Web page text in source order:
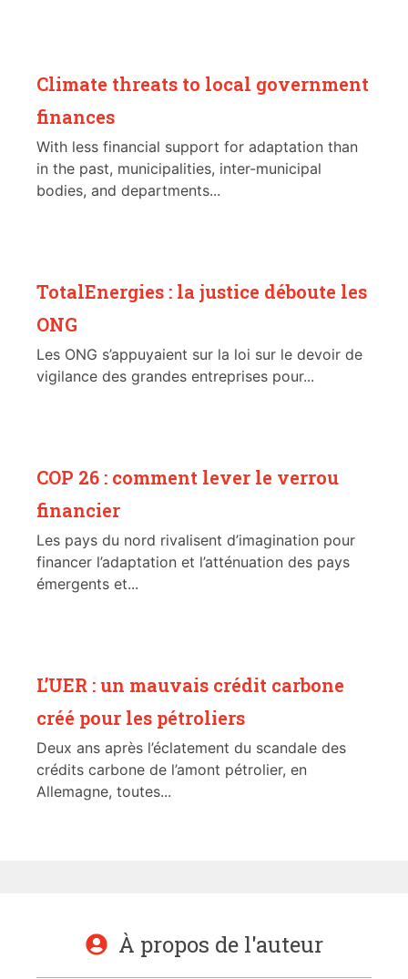
Climate threats to local government
finances
With less financial support for adaptation than
in the past, municipalities, inter-municipal
bodies, and departments...
TotalEnergies : la justice déboute les
ONG
Les ONG s’appuyaient sur la loi sur le devoir de
vigilance des grandes entreprises pour...
COP 26 : comment lever le verrou
financier
Les pays du nord rivalisent d’imagination pour
financer l’adaptation et l’atténuation des pays
émergents et...
L’UER : un mauvais crédit carbone
créé pour les pétroliers
Deux ans après l’éclatement du scandale des
crédits carbone de l’amont pétrolier, en
Allemagne, toutes...
À propos de l'auteur